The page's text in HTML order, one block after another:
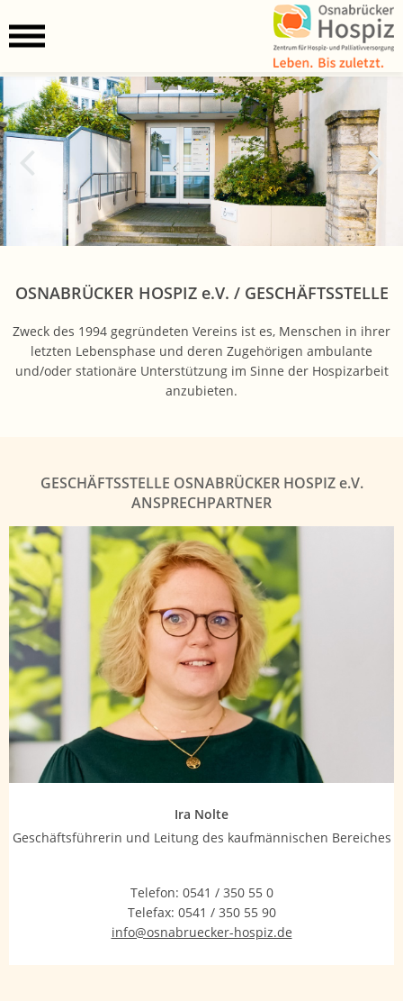
OSNABRÜCKER HOSPIZ e.V. / GESCHÄFTSSTELLE
Zweck des 1994 gegründeten Vereins ist es, Menschen in ihrer
letzten Lebensphase und deren Zugehörigen ambulante
und/oder stationäre Unterstützung im Sinne der Hospizarbeit
anzubieten.
GESCHÄFTSSTELLE OSNABRÜCKER HOSPIZe.V.
ANSPRECHPARTNER
Ira Nolte
Geschäftsführerin und Leitung des kaufmännischen Bereiches
Telefon: 0541 / 350 55 0
Telefax: 0541 / 350 55 90
info@osnabruecker-hospiz.de